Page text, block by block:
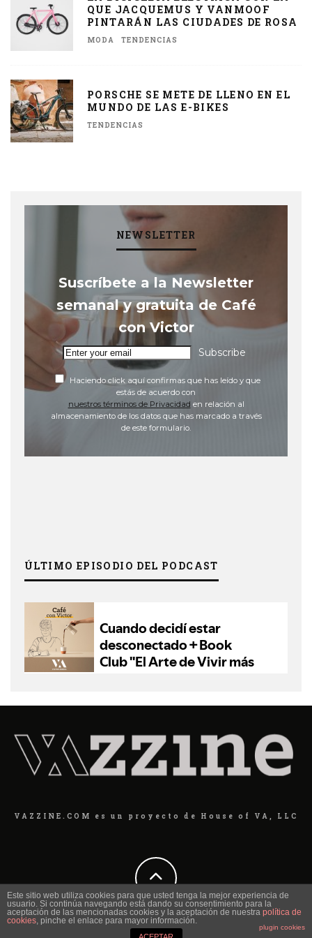
QUE JACQUEMUS Y VANMOOF
PINTARÁN LAS CIUDADES DE ROSA
MODA TENDENCIAS
PORSCHE SE METE DE LLENO EN EL
MUNDO DE LAS E-BIKES
TENDENCIAS
NEWSLETTER
Suscríbete a la Newsletter
semanal y gratuita de Café
con Victor
Subscribe
Haciendo click aquí confirmas que has leído y que
estás de acuerdo con
nuestros términos de Privacidad en relación al
almacenamiento de los datos que has marcado a través
de este formulario.
ÚLTIMO EPISODIO DEL PODCAST
VAZZINE.COM es un proyecto de House of VA, LLC
Este sitio web utiliza cookies para que usted tenga la mejor experiencia de
usuario. Si continúa navegando está dando su consentimiento para la
aceptación de las mencionadas cookies y la aceptación de nuestra política de
cookies, pinche el enlace para mayor información.
plugin cookies